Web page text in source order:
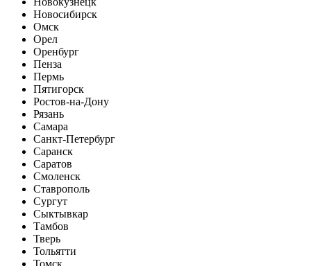
Новосибирск
Омск
Орел
Оренбург
Пенза
Пермь
Пятигорск
Ростов-на-Дону
Рязань
Самара
Санкт-Петербург
Саранск
Саратов
Смоленск
Ставрополь
Сургут
Сыктывкар
Тамбов
Тверь
Тольятти
Томск